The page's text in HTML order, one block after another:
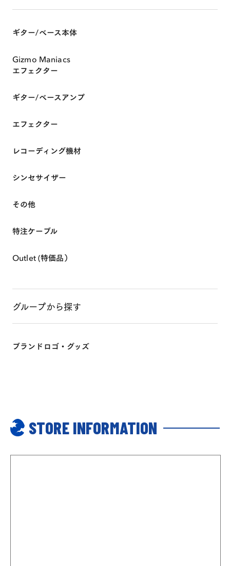
EVENTS & INFO
MY ACCOUNT 0
ギター/ベース本体
Gizmo Maniacs
エフェクター
ギター/ベースアンプ
エフェクター
レコーディング機材
シンセサイザー
その他
特注ケーブル
Outlet (特価品）
グループから探す
ブランドロゴ・グッズ
STORE INFORMATION